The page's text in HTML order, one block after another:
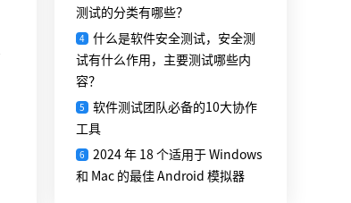
测试的分类有哪些？
4 什么是软件安全测试，安全测
试有什么作用，主要测试哪些内
容？
5
软件测试团队必备的10大协作
工具
6
2024 年 18 个适用于 Windows
和 Mac 的最佳 Android 模拟器